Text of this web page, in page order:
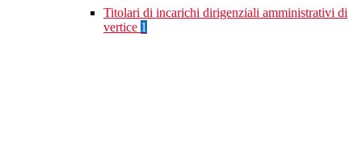
Titolari di incarichi dirigenziali amministrativi di
vertice 1